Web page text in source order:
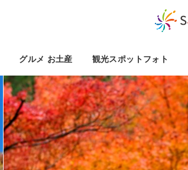
グルメ お土産 観光スポットフォト